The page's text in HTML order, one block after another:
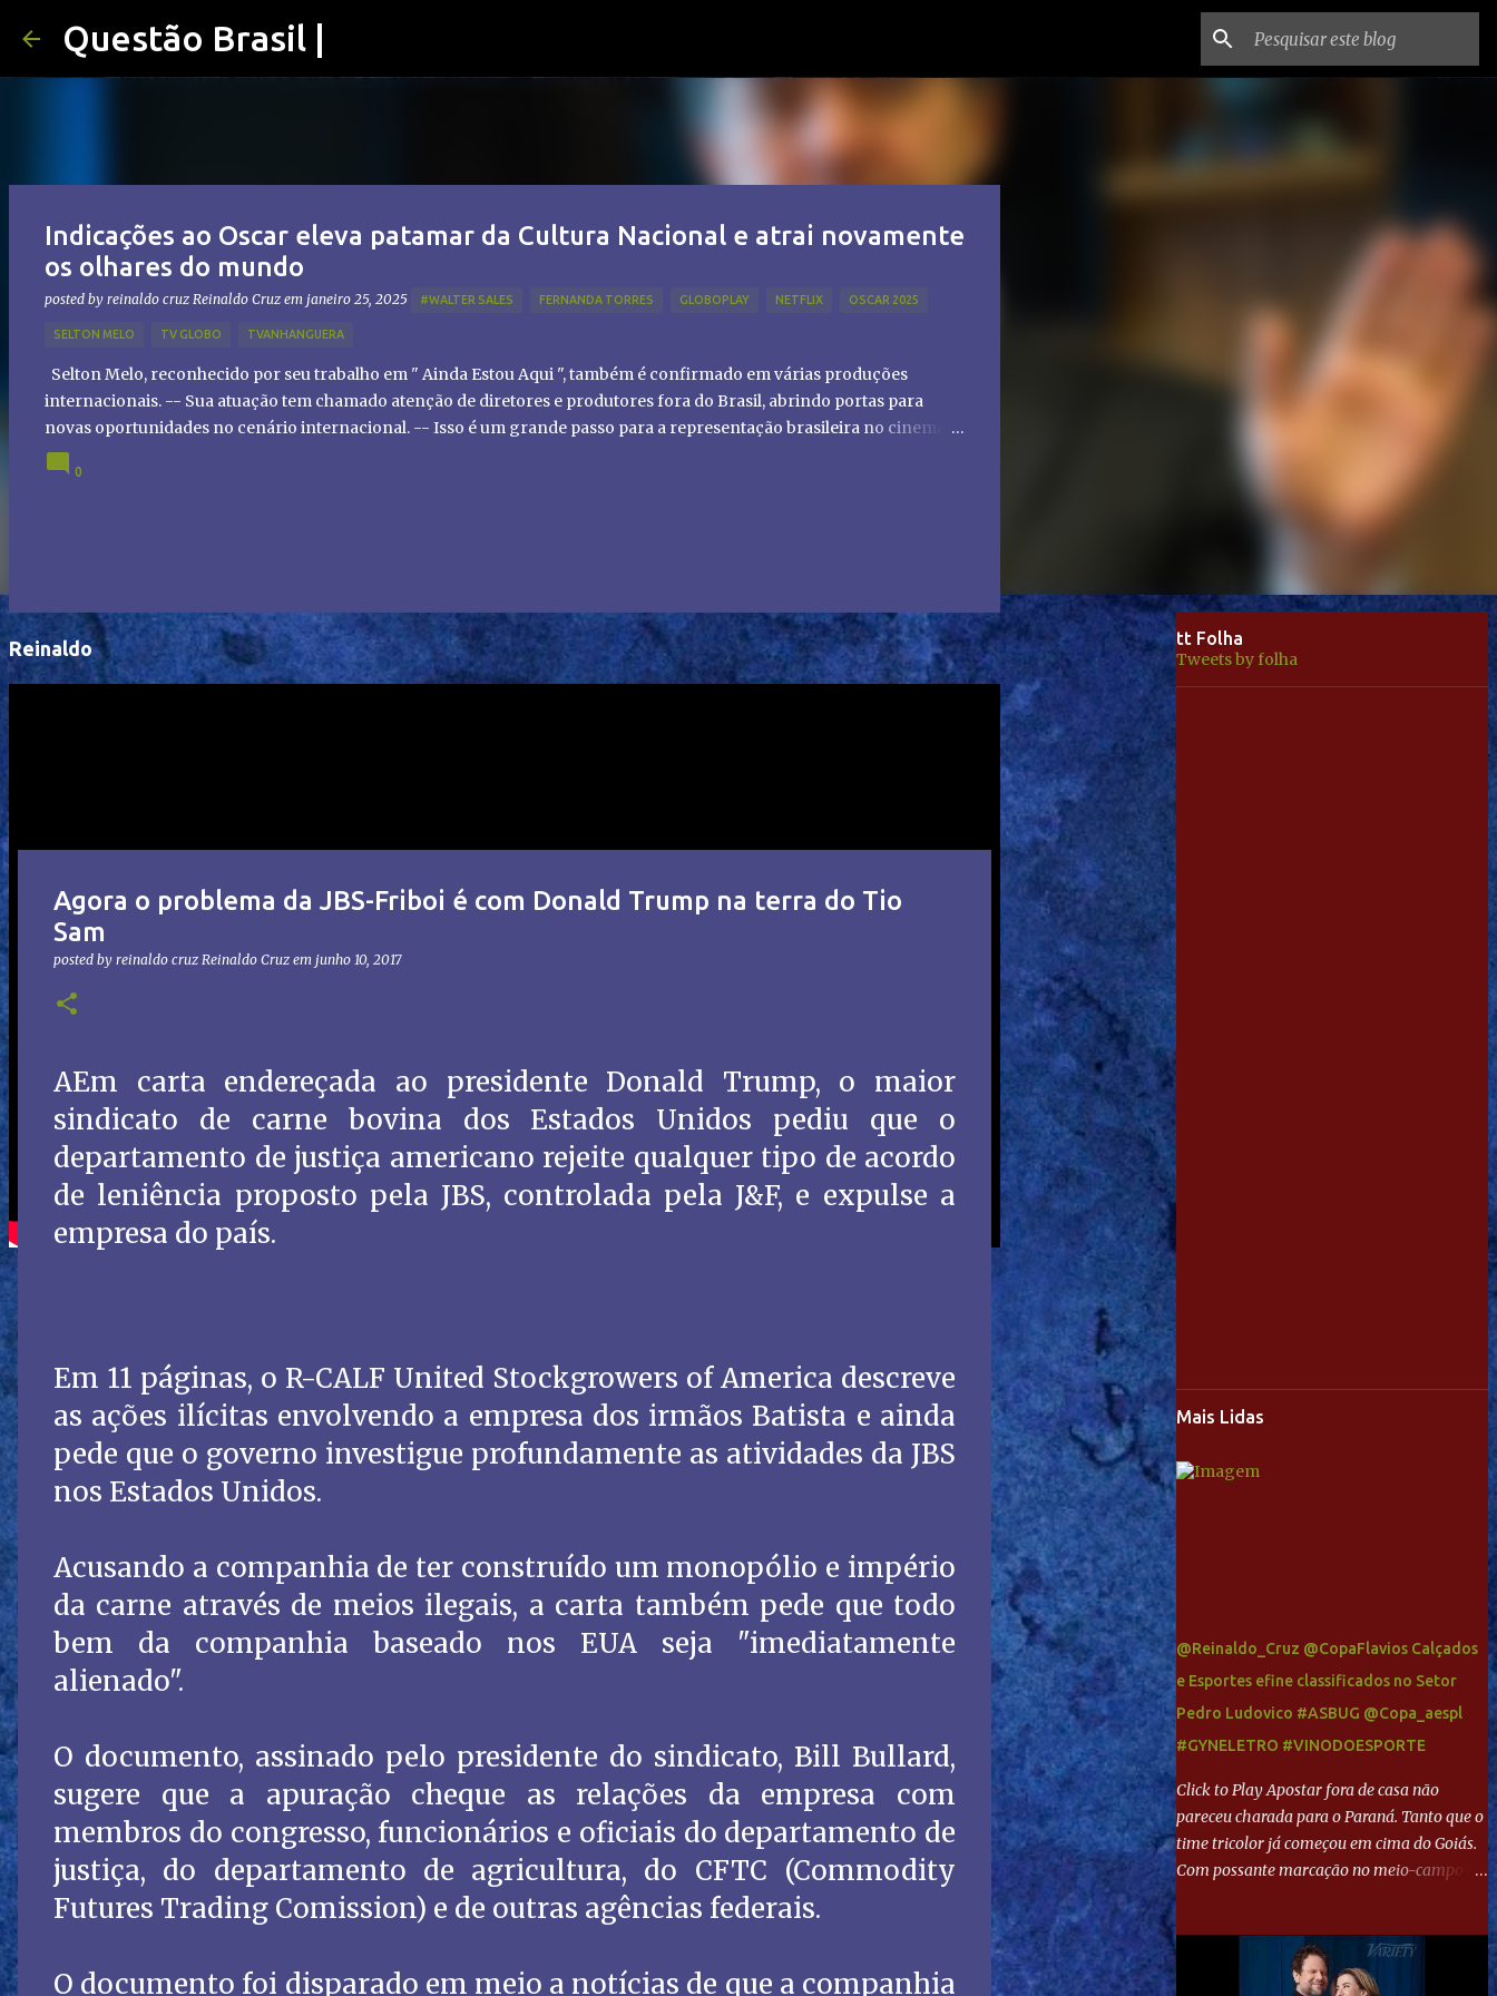
Questão Brasil |
Indicações ao Oscar eleva patamar da Cultura Nacional e atrai novamente
os olhares do mundo
posted by reinaldo cruz Reinaldo Cruz em janeiro 25, 2025 #WALTER SALES FERNANDA TORRES GLOBOPLAY NETFLIX OSCAR 2025
SELTON MELO TV GLOBO TVANHANGUERA
Selton Melo, reconhecido por seu trabalho em " Ainda Estou Aqui ", também é confirmado em várias produções
internacionais. -- Sua atuação tem chamado atenção de diretores e produtores fora do Brasil, abrindo portas para
novas oportunidades no cenário internacional. -- Isso é um grande passo para a representação brasileira no cinema
global!
0
Reinaldo
Agora o problema da JBS-Friboi é com Donald Trump na terra do Tio
Sam
posted by reinaldo cruz Reinaldo Cruz em junho 10, 2017
AEm carta endereçada ao presidente Donald Trump, o maior
sindicato de carne bovina dos Estados Unidos pediu que o
departamento de justiça americano rejeite qualquer tipo de acordo
de leniência proposto pela JBS, controlada pela J&F, e expulse a
empresa do país.
Em 11 páginas, o R-CALF United Stockgrowers of America descreve
as ações ilícitas envolvendo a empresa dos irmãos Batista e ainda
pede que o governo investigue profundamente as atividades da JBS
nos Estados Unidos.
Acusando a companhia de ter construído um monopólio e império
da carne através de meios ilegais, a carta também pede que todo
bem da companhia baseado nos EUA seja "imediatamente
alienado".
O documento, assinado pelo presidente do sindicato, Bill Bullard,
sugere que a apuração cheque as relações da empresa com
membros do congresso, funcionários e oficiais do departamento de
justiça, do departamento de agricultura, do CFTC (Commodity
Futures Trading Comission) e de outras agências federais.
O documento foi disparado em meio a notícias de que a companhia
tt Folha
Tweets by folha
Mais Lidas
@Reinaldo_Cruz @CopaFlavios Calçados
e Esportes efine classificados no Setor
Pedro Ludovico #ASBUG @Copa_aespl
#GYNELETRO #VINODOESPORTE
Click to Play Apostar fora de casa não
pareceu charada para o Paraná. Tanto que o
time tricolor já começou em cima do Goiás.
Com possante marcação no meio-campo e
direita, invadiu a área e bateu cruzado no
canto, sem chance para Harlei. Tal qual o